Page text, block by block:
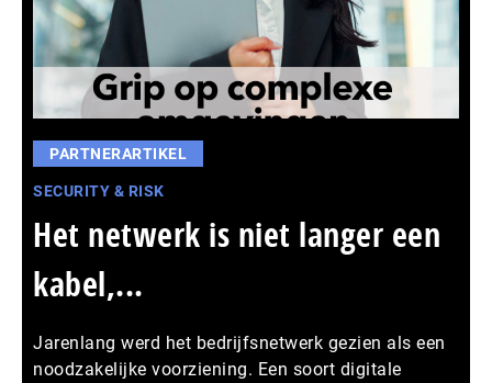
PARTNERARTIKEL
SECURITY & RISK
Het netwerk is niet langer een
kabel,...
Jarenlang werd het bedrijfsnetwerk gezien als een
noodzakelijke voorziening. Een soort digitale